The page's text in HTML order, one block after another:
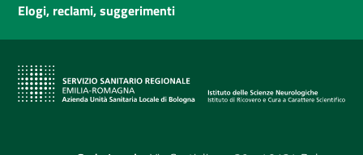
Elogi, reclami, suggerimenti